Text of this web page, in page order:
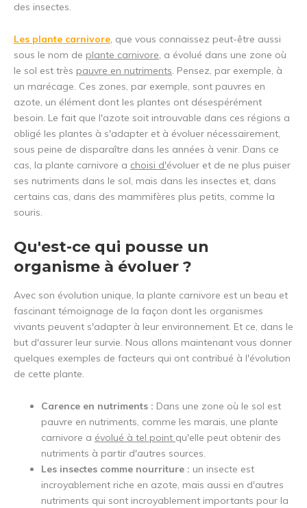
des insectes.
Les plante carnivore, que vous connaissez peut-être aussi
sous le nom de plante carnivore, a évolué dans une zone où
le sol est très pauvre en nutriments. Pensez, par exemple, à
un marécage. Ces zones, par exemple, sont pauvres en
azote, un élément dont les plantes ont désespérément
besoin. Le fait que l'azote soit introuvable dans ces régions a
obligé les plantes à s'adapter et à évoluer nécessairement,
sous peine de disparaître dans les années à venir. Dans ce
cas, la plante carnivore a choisi d'évoluer et de ne plus puiser
ses nutriments dans le sol, mais dans les insectes et, dans
certains cas, dans des mammifères plus petits, comme la
souris.
Qu'est-ce qui pousse un
organisme à évoluer ?
Avec son évolution unique, la plante carnivore est un beau et
fascinant témoignage de la façon dont les organismes
vivants peuvent s'adapter à leur environnement. Et ce, dans le
but d'assurer leur survie. Nous allons maintenant vous donner
quelques exemples de facteurs qui ont contribué à l'évolution
de cette plante.
Carence en nutriments : Dans une zone où le sol est
pauvre en nutriments, comme les marais, une plante
carnivore a évolué à tel point qu'elle peut obtenir des
nutriments à partir d'autres sources.
Les insectes comme nourriture : un insecte est
incroyablement riche en azote, mais aussi en d'autres
nutriments qui sont incroyablement importants pour la